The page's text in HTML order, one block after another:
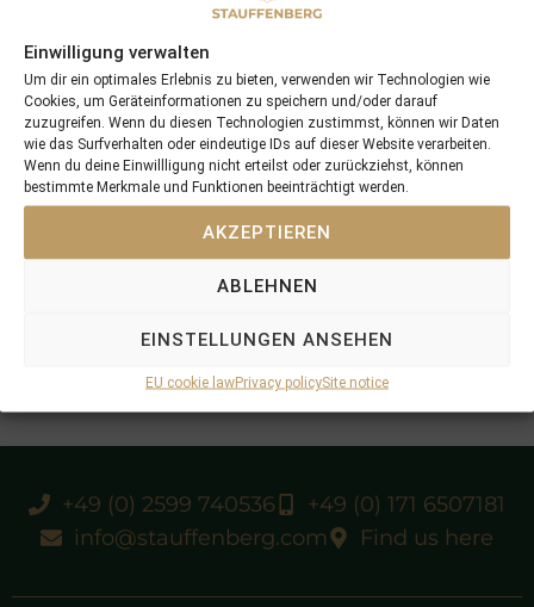
Einwilligung verwalten
Um dir ein optimales Erlebnis zu bieten, verwenden wir Technologien wie
Cookies, um Geräteinformationen zu speichern und/oder darauf
zuzugreifen. Wenn du diesen Technologien zustimmst, können wir Daten
wie das Surfverhalten oder eindeutige IDs auf dieser Website verarbeiten.
Wenn du deine Einwillligung nicht erteilst oder zurückziehst, können
bestimmte Merkmale und Funktionen beeinträchtigt werden.
AKZEPTIEREN
ABLEHNEN
EINSTELLUNGEN ANSEHEN
EU cookie lawPrivacy policySite notice
+49 (0) 2599 740536
+49 (0) 171 6507181
info@stauffenberg.com
Find us here